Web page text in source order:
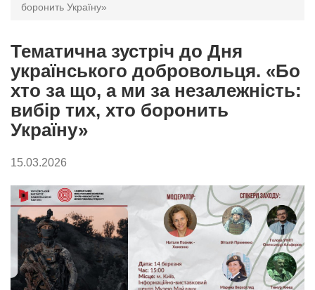
боронить Україну»
Тематична зустріч до Дня
українського добровольця. «Бо
хто за що, а ми за незалежність:
вибір тих, хто боронить
Україну»
15.03.2026